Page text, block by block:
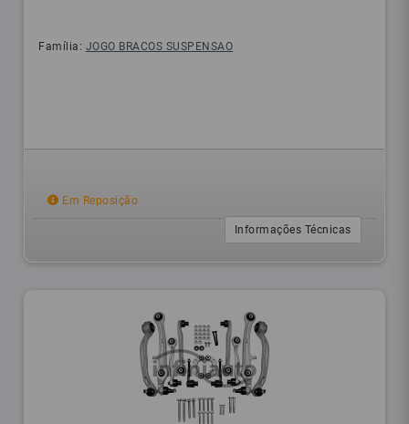
Família: JOGO BRACOS SUSPENSAO
Em Reposição
Informações Técnicas